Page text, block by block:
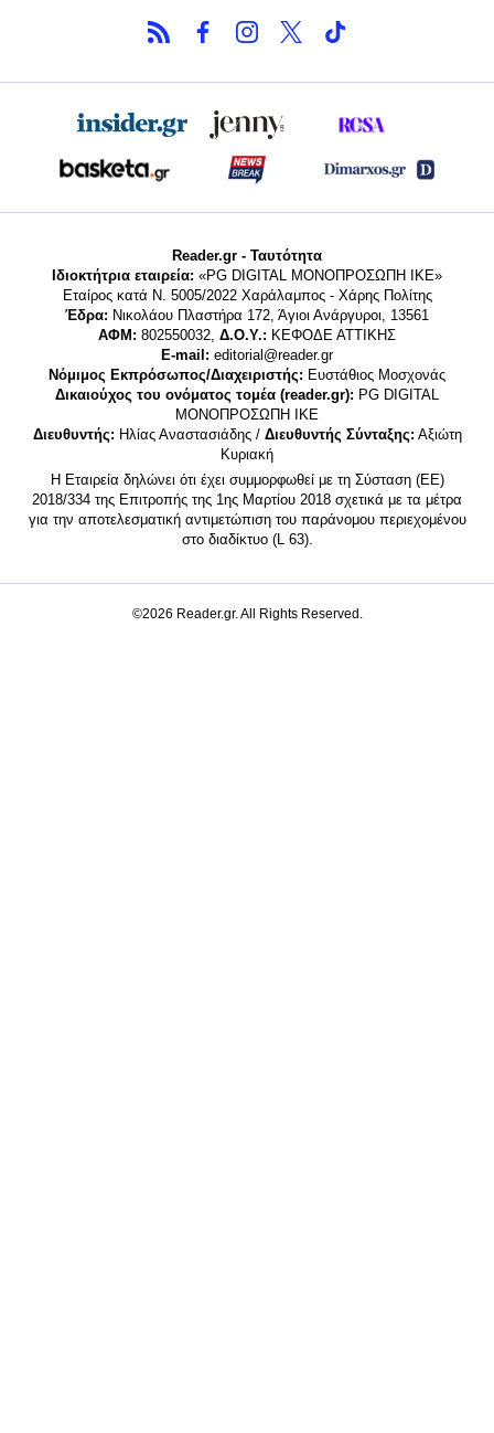
Reader.gr - Ταυτότητα
Ιδιοκτήτρια εταιρεία: «PG DIGITAL MONΟΠΡΟΣΩΠΗ ΙΚΕ»
Εταίρος κατά Ν. 5005/2022 Χαράλαμπος - Χάρης Πολίτης
Έδρα: Νικολάου Πλαστήρα 172, Άγιοι Ανάργυροι, 13561
ΑΦΜ: 802550032, Δ.Ο.Υ.: ΚΕΦΟΔΕ ΑΤΤΙΚΗΣ
E-mail: editorial@reader.gr
Νόμιμος Εκπρόσωπος/Διαχειριστής: Ευστάθιος Μοσχονάς
Δικαιούχος του ονόματος τομέα (reader.gr): PG DIGITAL
MONΟΠΡΟΣΩΠΗ ΙΚΕ
Διευθυντής: Ηλίας Αναστασιάδης / Διευθυντής Σύνταξης: Αξιώτη
Κυριακή
Η Εταιρεία δηλώνει ότι έχει συμμορφωθεί με τη Σύσταση (ΕΕ)
2018/334 της Επιτροπής της 1ης Μαρτίου 2018 σχετικά με τα μέτρα
για την αποτελεσματική αντιμετώπιση του παράνομου περιεχομένου
στο διαδίκτυο (L 63).
©2026 Reader.gr. All Rights Reserved.